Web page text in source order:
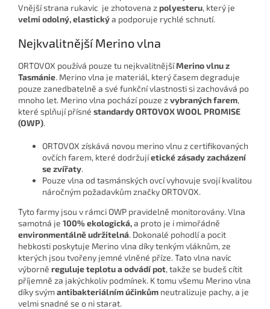
Vnější strana rukavic je zhotovena zpolyesteru, který je
velmi odolný, elastickýa podporuje rychlé schnutí.
Nejkvalitnější Merino vlna
ORTOVOX používá pouze tu nejkvalitnějšíMerino vlnu z
Tasmánie. Merino vlna je materiál, který časem degraduje
pouze zanedbatelně a své funkční vlastnosti si zachovává po
mnoho let. Merino vlna pochází pouze zvybraných farem,
které splňují přísné standardyORTOVOX WOOL PROMISE
(OWP).
ORTOVOX získává novou merino vlnu z certifikovaných
ovčích farem, které dodržujíetické zásady zacházení
se zvířaty.
Pouze vlna od tasmánských ovcí vyhovuje svojí kvalitou
náročným požadavkům značky ORTOVOX.
Tyto farmy jsou v rámci OWP pravidelně monitorovány. Vlna
samotná je 100% ekologická,a proto je i mimořádně
environmentálně udržitelná. Dokonalé pohodlí a pocit
hebkosti poskytuje Merino vlna díky tenkým vláknům, ze
kterých jsou tvořeny jemné vlněné příze. Tato vlna navíc
výborně reguluje teplotu a odvádí pot, takže se budeš cítit
příjemně za jakýchkoliv podmínek. K tomu všemu Merino vlna
díky svýmantibakteriálním účinkům neutralizuje pachy, a je
velmi snadné se o ni starat.